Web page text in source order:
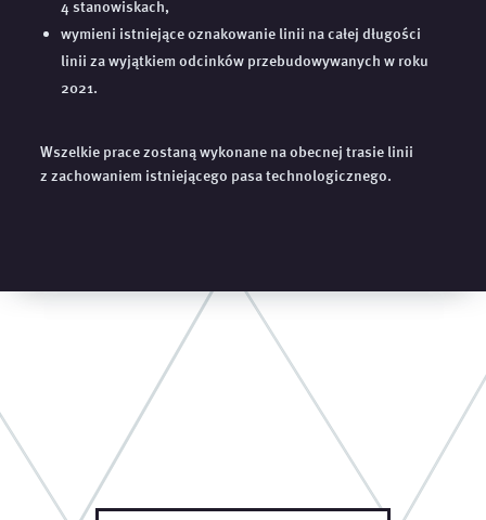
4 stanowiskach,
wymieni istniejące oznakowanie linii na całej długości
linii za wyjątkiem odcinków przebudowywanych w roku
2021.
Wszelkie prace zostaną wykonane na obecnej trasie linii
z zachowaniem istniejącego pasa technologicznego.